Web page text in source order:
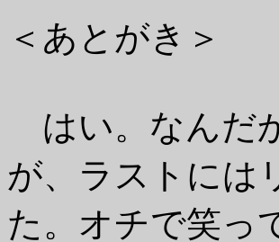
＜あとがき＞
はい。なんだ
が、ラストには
た。オチで笑っ